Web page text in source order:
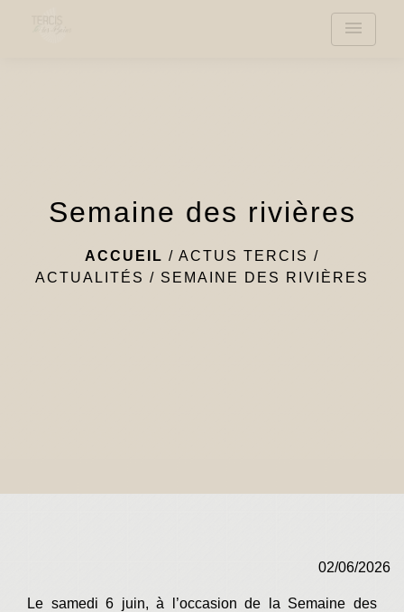
menu
Semaine des rivières
ACCUEIL / ACTUS TERCIS /
ACTUALITÉS / SEMAINE DES RIVIÈRES
02/06/2026
Le samedi 6 juin, à l’occasion de la Semaine des